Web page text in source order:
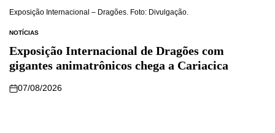
Exposição Internacional – Dragões. Foto: Divulgação.
NOTÍCIAS
Exposição Internacional de Dragões com
gigantes animatrônicos chega a Cariacica
07/08/2026